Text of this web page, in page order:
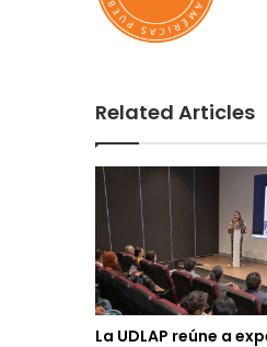
Related Articles
La UDLAP reúne a